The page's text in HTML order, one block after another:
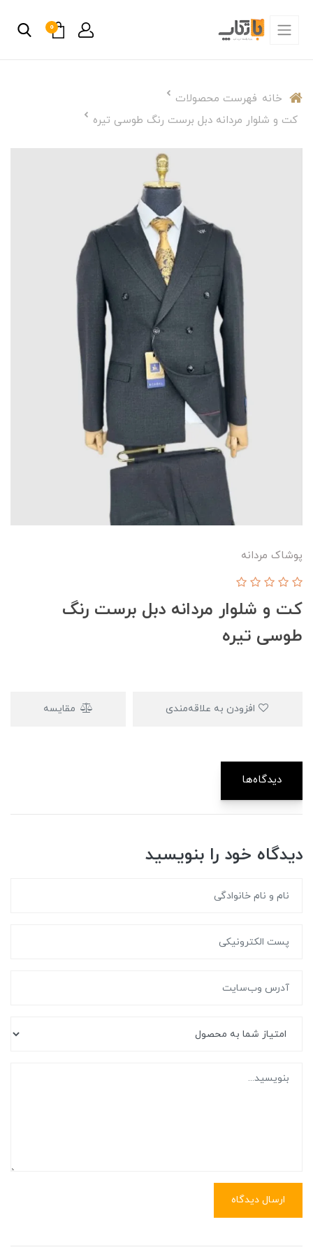
0
خانه فهرست محصولات
کت و شلوار مردانه دبل برست رنگ طوسی تیره
پوشاک مردانه
کت و شلوار مردانه دبل برست رنگ
طوسی تیره
مقایسه
دیدگاه‌ها
دیدگاه خود را بنویسید
ارسال دیدگاه